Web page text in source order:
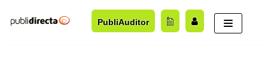
al
PubliAuditor